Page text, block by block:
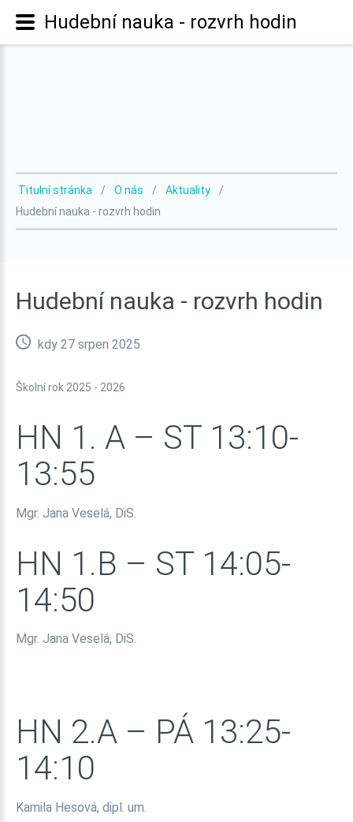
Titulní stránka O nás
Aktuality
Hudební nauka - rozvrh hodin
Hudební nauka - rozvrh hodin
kdy 27 srpen 2025
Školní rok 2025 - 2026
HN 1. A – ST 13:10-
13:55
Mgr. Jana Veselá, DiS.
HN 1.B – ST 14:05-
14:50
Mgr. Jana Veselá, DiS.
HN 2.A – PÁ 13:25-
14:10
Kamila Hesová, dipl. um.
Hudební nauka - rozvrh hodin